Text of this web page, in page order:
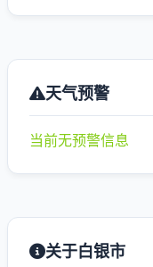
天气预警
当前无预警信息
关于白银市